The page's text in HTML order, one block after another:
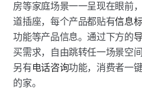
房等家庭场景一一呈现在眼前
道插座，每个产品都贴有信息
功能等产品信息。通过下方的
买需求，自由跳转任一场景空
另有电话咨询功能，消费者一
的家。